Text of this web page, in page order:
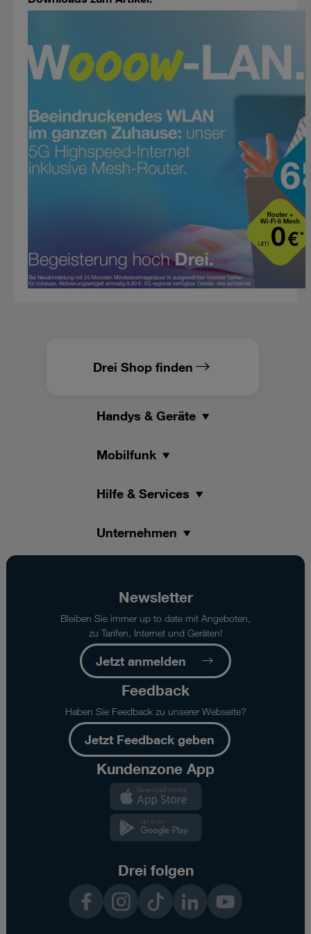
Drei Shop finden
Handys & Geräte
Mobilfunk
Hilfe & Services
Unternehmen
Newsletter
Bleiben Sie immer up to date mit Angeboten,
zu Tarifen, Internet und Geräten!
Jetzt anmelden
Feedback
Haben Sie Feedback zu unserer Webseite?
Jetzt Feedback geben
Kundenzone App
Drei folgen
InstagramTikTok LinkedIn YouTube